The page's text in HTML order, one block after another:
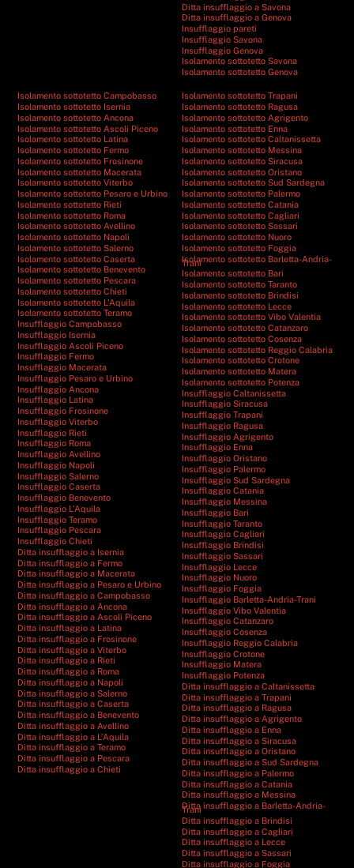
Ditta insufflaggio a Savona
Ditta insufflaggio a Genova
Insufflaggio pareti
Insufflaggio Savona
Insufflaggio Genova
Isolamento sottotetto Savona
Isolamento sottotetto Genova
Isolamento sottotetto Campobasso
Isolamento sottotetto Isernia
Isolamento sottotetto Ancona
Isolamento sottotetto Ascoli Piceno
Isolamento sottotetto Latina
Isolamento sottotetto Fermo
Isolamento sottotetto Frosinone
Isolamento sottotetto Macerata
Isolamento sottotetto Viterbo
Isolamento sottotetto Pesaro e Urbino
Isolamento sottotetto Rieti
Isolamento sottotetto Roma
Isolamento sottotetto Avellino
Isolamento sottotetto Napoli
Isolamento sottotetto Salerno
Isolamento sottotetto Caserta
Isolamento sottotetto Benevento
Isolamento sottotetto Pescara
Isolamento sottotetto Chieti
Isolamento sottotetto L’Aquila
Isolamento sottotetto Teramo
Insufflaggio Campobasso
Insufflaggio Isernia
Insufflaggio Ascoli Piceno
Insufflaggio Fermo
Insufflaggio Macerata
Insufflaggio Pesaro e Urbino
Insufflaggio Ancona
Insufflaggio Latina
Insufflaggio Frosinone
Insufflaggio Viterbo
Insufflaggio Rieti
Insufflaggio Roma
Insufflaggio Avellino
Insufflaggio Napoli
Insufflaggio Salerno
Insufflaggio Caserta
Insufflaggio Benevento
Insufflaggio L’Aquila
Insufflaggio Teramo
Insufflaggio Pescara
Insufflaggio Chieti
Ditta insufflaggio a Isernia
Ditta insufflaggio a Fermo
Ditta insufflaggio a Macerata
Ditta insufflaggio a Pesaro e Urbino
Ditta insufflaggio a Campobasso
Ditta insufflaggio a Ancona
Ditta insufflaggio a Ascoli Piceno
Ditta insufflaggio a Latina
Ditta insufflaggio a Frosinone
Ditta insufflaggio a Viterbo
Ditta insufflaggio a Rieti
Ditta insufflaggio a Roma
Ditta insufflaggio a Napoli
Ditta insufflaggio a Salerno
Ditta insufflaggio a Caserta
Ditta insufflaggio a Benevento
Ditta insufflaggio a Avellino
Ditta insufflaggio a L’Aquila
Ditta insufflaggio a Teramo
Ditta insufflaggio a Pescara
Ditta insufflaggio a Chieti
Isolamento sottotetto Trapani
Isolamento sottotetto Ragusa
Isolamento sottotetto Agrigento
Isolamento sottotetto Enna
Isolamento sottotetto Caltanissetta
Isolamento sottotetto Messina
Isolamento sottotetto Siracusa
Isolamento sottotetto Oristano
Isolamento sottotetto Sud Sardegna
Isolamento sottotetto Palermo
Isolamento sottotetto Catania
Isolamento sottotetto Cagliari
Isolamento sottotetto Sassari
Isolamento sottotetto Nuoro
Isolamento sottotetto Foggia
Isolamento sottotetto Barletta-Andria-
Trani
Isolamento sottotetto Bari
Isolamento sottotetto Taranto
Isolamento sottotetto Brindisi
Isolamento sottotetto Lecce
Isolamento sottotetto Vibo Valentia
Isolamento sottotetto Catanzaro
Isolamento sottotetto Cosenza
Isolamento sottotetto Reggio Calabria
Isolamento sottotetto Crotone
Isolamento sottotetto Matera
Isolamento sottotetto Potenza
Insufflaggio Caltanissetta
Insufflaggio Siracusa
Insufflaggio Trapani
Insufflaggio Ragusa
Insufflaggio Agrigento
Insufflaggio Enna
Insufflaggio Oristano
Insufflaggio Palermo
Insufflaggio Sud Sardegna
Insufflaggio Catania
Insufflaggio Messina
Insufflaggio Bari
Insufflaggio Taranto
Insufflaggio Cagliari
Insufflaggio Brindisi
Insufflaggio Sassari
Insufflaggio Lecce
Insufflaggio Nuoro
Insufflaggio Foggia
Insufflaggio Barletta-Andria-Trani
Insufflaggio Vibo Valentia
Insufflaggio Catanzaro
Insufflaggio Cosenza
Insufflaggio Reggio Calabria
Insufflaggio Crotone
Insufflaggio Matera
Insufflaggio Potenza
Ditta insufflaggio a Caltanissetta
Ditta insufflaggio a Trapani
Ditta insufflaggio a Ragusa
Ditta insufflaggio a Agrigento
Ditta insufflaggio a Enna
Ditta insufflaggio a Siracusa
Ditta insufflaggio a Oristano
Ditta insufflaggio a Sud Sardegna
Ditta insufflaggio a Palermo
Ditta insufflaggio a Catania
Ditta insufflaggio a Messina
Ditta insufflaggio a Barletta-Andria-
Trani
Ditta insufflaggio a Brindisi
Ditta insufflaggio a Cagliari
Ditta insufflaggio a Lecce
Ditta insufflaggio a Sassari
Ditta insufflaggio a Foggia